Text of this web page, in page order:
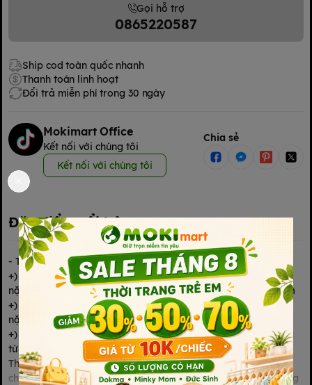
Gọi hỗ trợ
0865220587
Ship cod toàn quốc nhanh
Thanh toán linh hoạt
Đổi trả miễn phí trong 30 ngày
Mokimart Office
Kết nối với chúng tôi
Kết nối với chúng tôi
Chia sẻ
Đặc điểm nổi bật
- TÃ DÁN PHÚ ĐẠT - Sản xuất : Việt Nam -Tã dán Phú Đạt:
+) Size M/L 10 miếng, vòng bụng 68-122 cm dành cho cân
nặng 40 - 65kg, có vách chống tràn màu xanh nước biển đậm
+) Size M/L 10 miếng, vòng bụng 68 -122 cm dành cho cân
nặng 40 - 65kg, không vách chống tràn màu xanh ngọc
+) Size XL 10 miếng vòng bụng 75- 135cm dành cho cân nặng
từ 60-85 kg có vách ngăn chống tràn
Thiết kế hiện đại hơn, với vách ngăn chống tràn sẽ khoá chặt
chất lỏng phía trong ngay cả khi vận động. Sản phẩm sử dụng